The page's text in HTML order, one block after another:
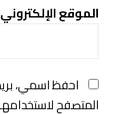
الموقع الإلكتروني
احفظ اسمي،
المتصفح